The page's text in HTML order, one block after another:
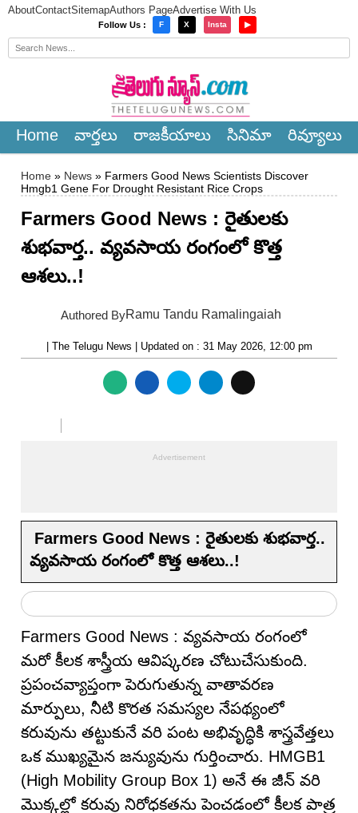
AboutContactSitemapAuthors PageAdvertise With Us
Follow Us : F X Insta ▶
Home వార్త‌లు రాజ‌కీయాలు సినిమా రివ్యూలు
Home » News » Farmers Good News Scientists Discover
Hmgb1 Gene For Drought Resistant Rice Crops
Farmers Good News : రైతులకు
శుభవార్త.. వ్యవసాయ రంగంలో కొత్త
ఆశలు..!
Authored ByRamu Tandu Ramalingaiah
| The Telugu News | Updated on : 31 May 2026, 12:00 pm
Farmers Good News : రైతులకు శుభవార్త..
వ్యవసాయ రంగంలో కొత్త ఆశలు..!
Farmers Good News : వ్యవసాయ రంగంలో
మరో కీలక శాస్త్రీయ ఆవిష్కరణ చోటుచేసుకుంది.
ప్రపంచవ్యాప్తంగా పెరుగుతున్న వాతావరణ
మార్పులు, నీటి కొరత సమస్యల నేపథ్యంలో
కరువును తట్టుకునే వరి పంట అభివృద్ధికి శాస్త్రవేత్తలు
ఒక ముఖ్యమైన జన్యువును గుర్తించారు. HMGB1
(High Mobility Group Box 1) అనే ఈ జీన్ వరి
మొక్కల్లో కరువు నిరోధకతను పెంచడంలో కీలక పాత్ర